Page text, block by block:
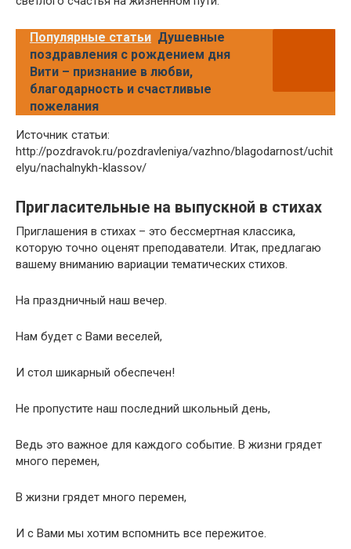
Популярные статьи Душевные
поздравления с рождением дня
Вити – признание в любви,
благодарность и счастливые
пожелания
Источник статьи:
http://pozdravok.ru/pozdravleniya/vazhno/blagodarnost/uchit
elyu/nachalnykh-klassov/
Пригласительные на выпускной в стихах
Приглашения в стихах – это бессмертная классика,
которую точно оценят преподаватели. Итак, предлагаю
вашему вниманию вариации тематических стихов.
На праздничный наш вечер.
Нам будет с Вами веселей,
И стол шикарный обеспечен!
Не пропустите наш последний школьный день,
Ведь это важное для каждого событие. В жизни грядет
много перемен,
В жизни грядет много перемен,
И с Вами мы хотим вспомнить все пережитое.